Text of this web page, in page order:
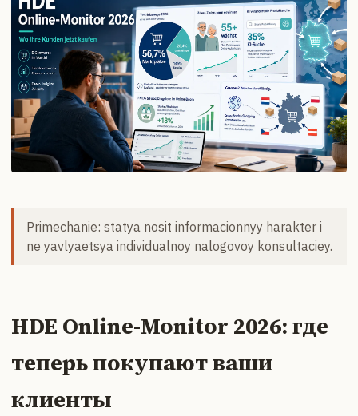
Primechanie: statya nosit informacionnyy harakter i
ne yavlyaetsya individualnoy nalogovoy konsultaciey.
HDE Online-Monitor 2026: где
теперь покупают ваши
клиенты